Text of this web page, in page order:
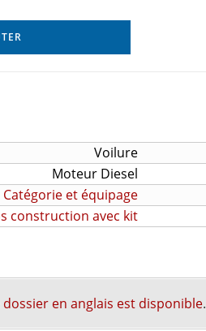
Voilure
Moteur Diesel
Catégorie et équipage
construction avec kit
dossier en anglais est disponible.